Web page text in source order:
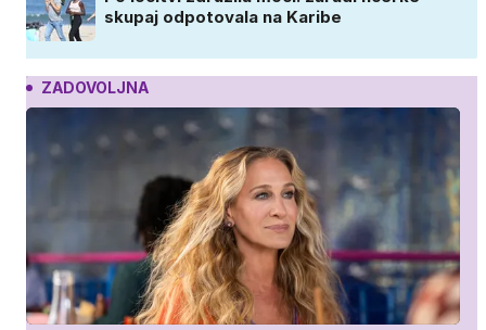
skupaj odpotovala na Karibe
ZADOVOLJNA